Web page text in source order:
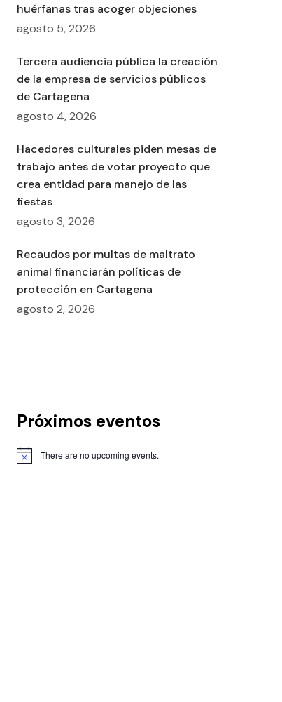
huérfanas tras acoger objeciones
agosto 5, 2026
Tercera audiencia pública la creación
de la empresa de servicios públicos
de Cartagena
agosto 4, 2026
Hacedores culturales piden mesas de
trabajo antes de votar proyecto que
crea entidad para manejo de las
fiestas
agosto 3, 2026
Recaudos por multas de maltrato
animal financiarán políticas de
protección en Cartagena
agosto 2, 2026
Próximos eventos
There are no upcoming events.